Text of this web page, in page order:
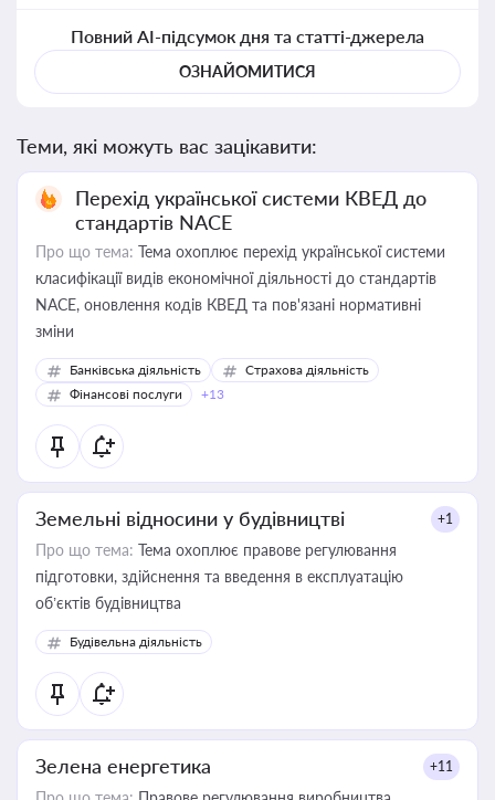
Повний AI-підсумок дня та статті-джерела
ОЗНАЙОМИТИСЯ
Теми, які можуть вас зацікавити:
Перехід української системи КВЕД до
стандартів NACE
Про що тема: Тема охоплює перехід української системи
класифікації видів економічної діяльності до стандартів
NACE, оновлення кодів КВЕД та пов'язані нормативні
зміни
Банківська діяльність
Страхова діяльність
Фінансові послуги
+13
Земельні відносини у будівництві +1
Про що тема: Тема охоплює правове регулювання
підготовки, здійснення та введення в експлуатацію
об’єктів будівництва
Будівельна діяльність
Зелена енергетика +11